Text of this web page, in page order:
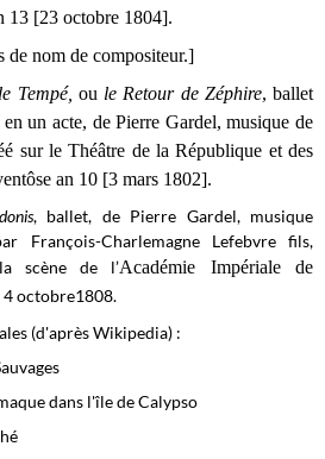
13 [23 octobre 1804].
de nom de compositeur.]
Tempé, ou le Retour de Zéphire, ballet
un acte, de Pierre Gardel, musique de
sur leThéâtre de la République et des
an 10 [3 mars 1802].
, ballet, de Pierre Gardel, musique
François-Charlemagne Lefebvre fils,
scène de l’Académie Impériale de
4 octobre1808.
(d'après Wikipedia) :
dans l'île de Calypso